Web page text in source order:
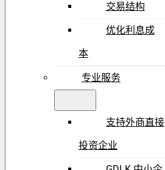
交易结构
优化利息成
本
专业服务
支持外商直接
投资企业